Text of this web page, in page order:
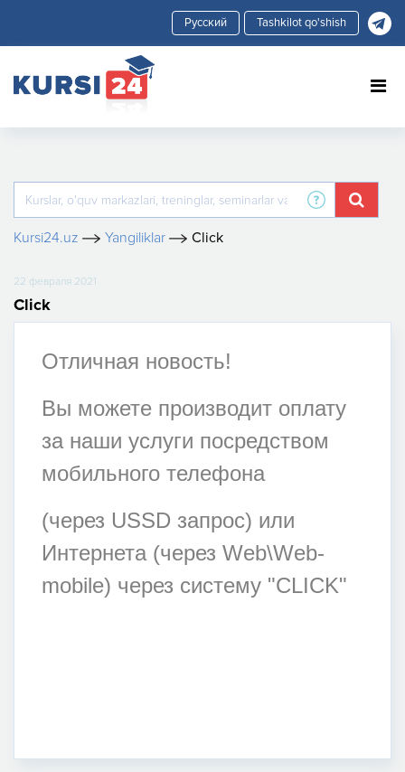
Tashkilot qo'shish
Kursi24.uz Yangiliklar Click
22 февраля 2021
Click
Отличная новость!
Вы можете производит оплату
за наши услуги посредством
мобильного телефона
(через USSD запрос) или
Интернета (через Web\Web-
mobile) через систему "CLICK"